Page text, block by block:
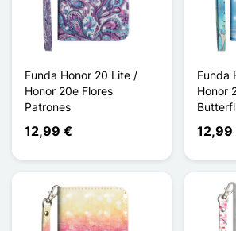
Funda Honor 20 Lite /
Honor 20e Flores
Patrones
12,99 €
Funda
Honor
12,99